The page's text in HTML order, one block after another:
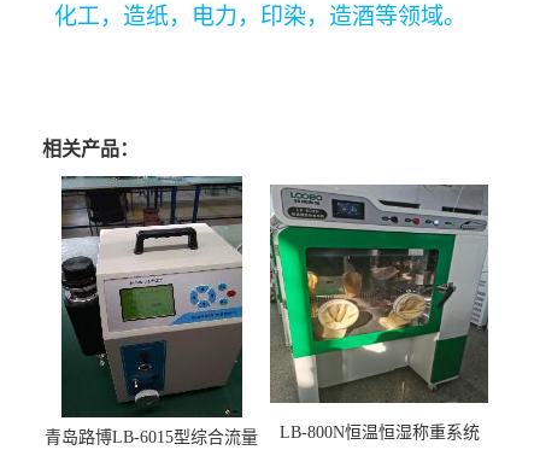
化工，造纸，电力，印染，造酒等领域。
相关产品：
青岛路博LB-6015型综合流量
LB-800N恒温恒湿称重系统